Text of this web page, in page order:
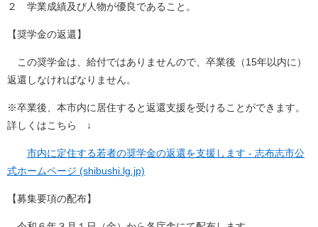
２ 学業成績及び人物が優良であること。
【奨学金の返還】
この奨学金は、給付ではありませんので、卒業後（15年以内に）
返還しなければなりません。
※卒業後、本市内に居住すると返還支援を受けることができます。
詳しくはこちら ↓
市内に定住する若者の奨学金の返還を支援します - 志布志市公
式ホームページ (shibushi.lg.jp)
【募集要項の配布】